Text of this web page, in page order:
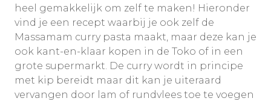
heel gemakkelijk om zelf te maken! Hieronder
vind je een recept waarbij je ook zelf de
Massamam curry pasta maakt, maar deze kan je
ook kant-en-klaar kopen in de Toko of in een
grote supermarkt. De curry wordt in principe
met kip bereidt maar dit kan je uiteraard
vervangen door lam of rundvlees toe te voegen